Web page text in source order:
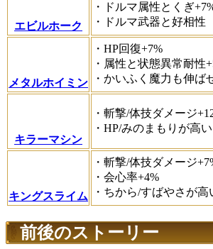
エビルホーク
・ドルマ属性とくぎ
・ドルマ武器と好相性
メタルホイミン
・HP回復+7%
・属性と状態異常耐性
・かいふく魔力も伸ば
キラーマシン
・斬撃/体技ダメージ
・HP/みのまもりが高い
キングスライム
・斬撃/体技ダメージ
・会心率+4%
・ちから/すばやさが高
前後のストーリー